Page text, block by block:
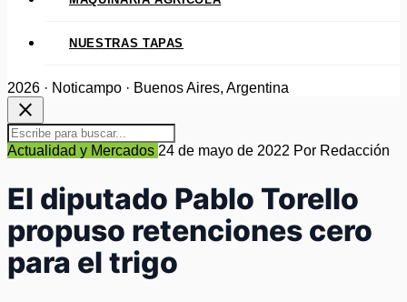
NUESTRAS TAPAS
2026 · Noticampo · Buenos Aires, Argentina
close
Actualidad y Mercados 24 de mayo de 2022 Por Redacción
El diputado Pablo Torello
propuso retenciones cero
para el trigo